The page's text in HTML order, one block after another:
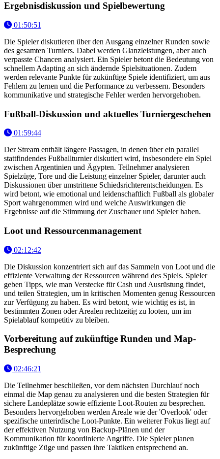
Ergebnisdiskussion und Spielbewertung
01:50:51
Die Spieler diskutieren über den Ausgang einzelner Runden sowie
des gesamten Turniers. Dabei werden Glanzleistungen, aber auch
verpasste Chancen analysiert. Ein Spieler betont die Bedeutung von
schnellem Adapting an sich ändernde Spielsituationen. Zudem
werden relevante Punkte für zukünftige Spiele identifiziert, um aus
Fehlern zu lernen und die Performance zu verbessern. Besonders
kommunikative und strategische Fehler werden hervorgehoben.
Fußball-Diskussion und aktuelles Turniergeschehen
01:59:44
Der Stream enthält längere Passagen, in denen über ein parallel
stattfindendes Fußballturnier diskutiert wird, insbesondere ein Spiel
zwischen Argentinien und Ägypten. Teilnehmer analysieren
Spielzüge, Tore und die Leistung einzelner Spieler, darunter auch
Diskussionen über umstrittene Schiedsrichterentscheidungen. Es
wird betont, wie emotional und leidenschaftlich Fußball als globaler
Sport wahrgenommen wird und welche Auswirkungen die
Ergebnisse auf die Stimmung der Zuschauer und Spieler haben.
Loot und Ressourcenmanagement
02:12:42
Die Diskussion konzentriert sich auf das Sammeln von Loot und die
effiziente Verwaltung der Ressourcen während des Spiels. Spieler
geben Tipps, wie man Verstecke für Cash und Ausrüstung findet,
und teilen Strategien, um in kritischen Momenten genug Ressourcen
zur Verfügung zu haben. Es wird betont, wie wichtig es ist, in
bestimmten Zonen oder Arealen rechtzeitig zu looten, um im
Spielablauf kompetitiv zu bleiben.
Vorbereitung auf zukünftige Runden und Map-
Besprechung
02:46:21
Die Teilnehmer beschließen, vor dem nächsten Durchlauf noch
einmal die Map genau zu analysieren und die besten Strategien für
sichere Landeplätze sowie effiziente Loot-Routen zu besprechen.
Besonders hervorgehoben werden Areale wie der 'Overlook' oder
spezifische unterirdische Loot-Punkte. Ein weiterer Fokus liegt auf
der effektiven Nutzung von Backup-Plänen und der
Kommunikation für koordinierte Angriffe. Die Spieler planen
zukünftige Züge und passen ihre Taktiken entsprechend an.